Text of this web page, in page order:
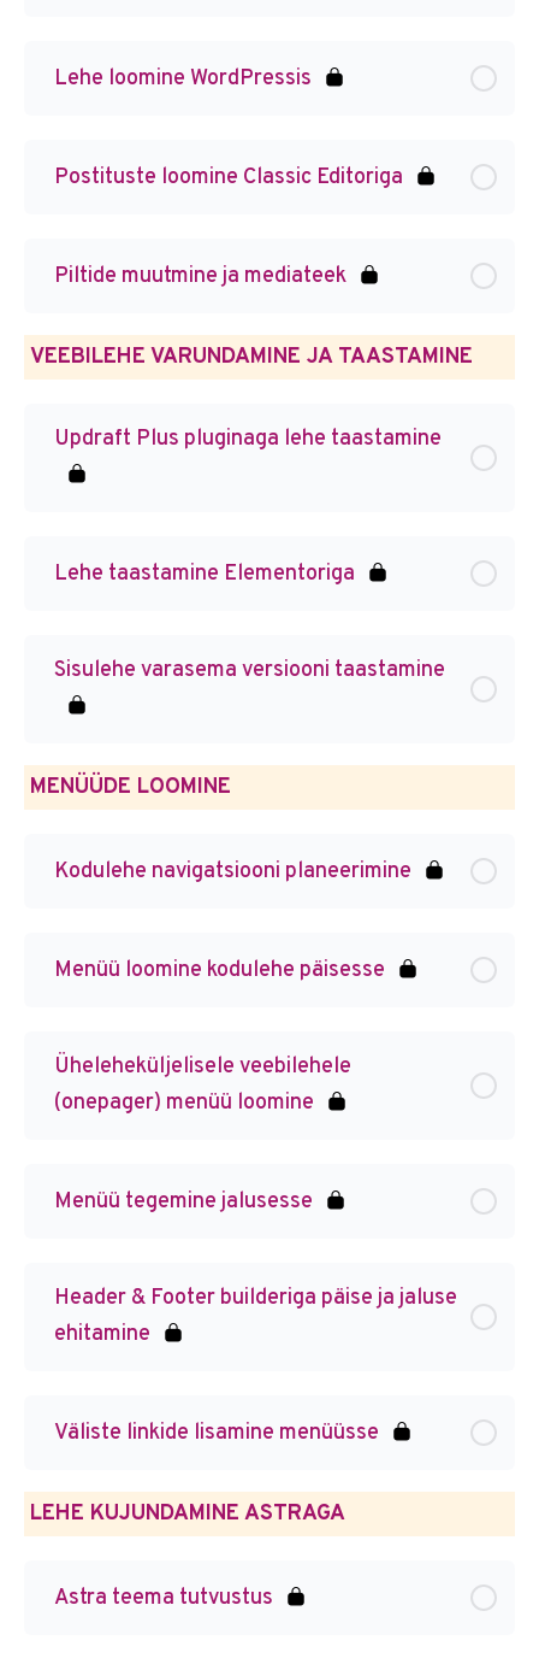
Lehe loomine WordPressis
Postituste loomine Classic Editoriga
Piltide muutmine ja mediateek
VEEBILEHE VARUNDAMINE JA TAASTAMINE
Updraft Plus pluginaga lehe taastamine
Lehe taastamine Elementoriga
Sisulehe varasema versiooni taastamine
MENÜÜDE LOOMINE
Kodulehe navigatsiooni planeerimine
Menüü loomine kodulehe päisesse
Üheleheküljelisele veebilehele
(onepager) menüü loomine
Menüü tegemine jalusesse
Header & Footer builderiga päise ja jaluse
ehitamine
Väliste linkide lisamine menüüsse
LEHE KUJUNDAMINE ASTRAGA
Astra teema tutvustus